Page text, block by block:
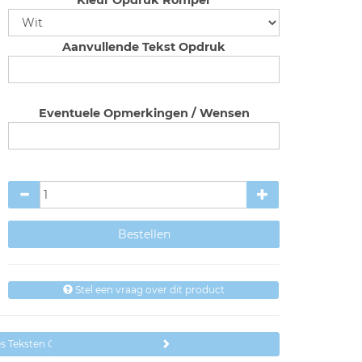
Aanvullende Tekst Opdruk
Eventuele Opmerkingen / Wensen
Stel een vraag over dit product
Opa en of Oma